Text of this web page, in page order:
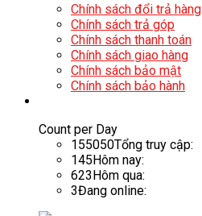
Chính sách đổi trả hàng
Chính sách trả góp
Chính sách thanh toán
Chính sách giao hàng
Chính sách bảo mật
Chính sách bảo hành
Count per Day
155050Tổng truy cập:
145Hôm nay:
623Hôm qua:
3Đang online: